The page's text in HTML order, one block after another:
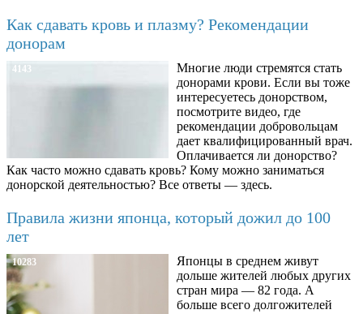
Как сдавать кровь и плазму? Рекомендации
донорам
4143
Многие люди стремятся стать
донорами крови. Если вы тоже
интересуетесь донорством,
посмотрите видео, где
рекомендации добровольцам
дает квалифицированный врач.
Оплачивается ли донорство?
Как часто можно сдавать кровь? Кому можно заниматься
донорской деятельностью? Все ответы — здесь.
Правила жизни японца, который дожил до 100
лет
10283
Японцы в среднем живут
дольше жителей любых других
стран мира — 82 года. А
больше всего долгожителей